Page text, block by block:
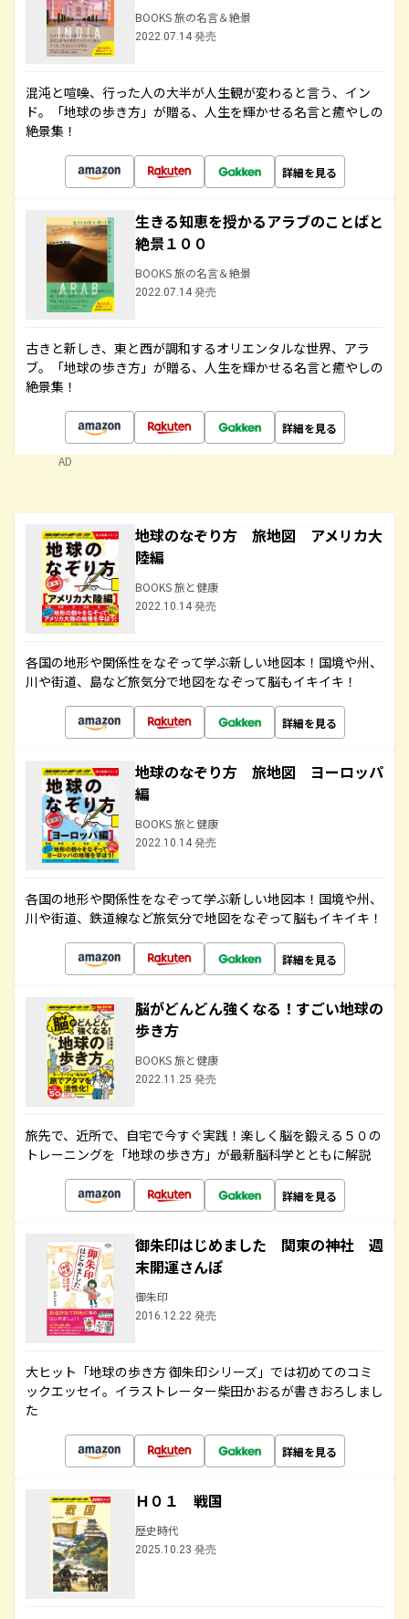
BOOKS 旅の名言＆絶景
2022.07.14 発売
混沌と喧噪、行った人の大半が人生観が変わると言う、イン
ド。「地球の歩き方」が贈る、人生を輝かせる名言と癒やしの
絶景集！
詳細を見る
生きる知恵を授かるアラブのことばと
絶景１００
BOOKS 旅の名言＆絶景
2022.07.14 発売
古きと新しき、東と西が調和するオリエンタルな世界、アラ
ブ。「地球の歩き方」が贈る、人生を輝かせる名言と癒やしの
絶景集！
詳細を見る
AD
地球のなぞり方 旅地図 アメリカ大
陸編
BOOKS 旅と健康
2022.10.14 発売
各国の地形や関係性をなぞって学ぶ新しい地図本！国境や州、
川や街道、島など旅気分で地図をなぞって脳もイキイキ！
詳細を見る
地球のなぞり方 旅地図 ヨーロッパ
編
BOOKS 旅と健康
2022.10.14 発売
各国の地形や関係性をなぞって学ぶ新しい地図本！国境や州、
川や街道、鉄道線など旅気分で地図をなぞって脳もイキイキ！
詳細を見る
脳がどんどん強くなる！すごい地球の
歩き方
BOOKS 旅と健康
2022.11.25 発売
旅先で、近所で、自宅で今すぐ実践！楽しく脳を鍛える５０の
トレーニングを「地球の歩き方」が最新脳科学とともに解説
詳細を見る
御朱印はじめました 関東の神社 週
末開運さんぽ
御朱印
2016.12.22 発売
大ヒット「地球の歩き方 御朱印シリーズ」では初めてのコミ
ックエッセイ。イラストレーター柴田かおるが書きおろしまし
た
詳細を見る
Ｈ０１ 戦国
歴史時代
2025.10.23 発売